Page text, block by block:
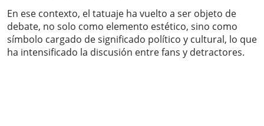
En ese contexto, el tatuaje ha vuelto a ser objeto de
debate, no solo como elemento estético, sino como
símbolo cargado de significado político y cultural, lo que
ha intensificado la discusión entre fans y detractores.